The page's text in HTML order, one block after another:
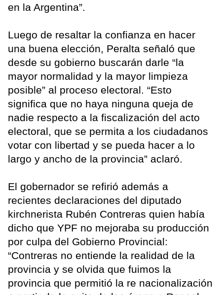
en la Argentina”.
Luego de resaltar la confianza en hacer
una buena elección, Peralta señaló que
desde su gobierno buscarán darle “la
mayor normalidad y la mayor limpieza
posible” al proceso electoral. “Esto
significa que no haya ninguna queja de
nadie respecto a la fiscalización del acto
electoral, que se permita a los ciudadanos
votar con libertad y se pueda hacer a lo
largo y ancho de la provincia” aclaró.
El gobernador se refirió además a
recientes declaraciones del diputado
kirchnerista Rubén Contreras quien había
dicho que YPF no mejoraba su producción
por culpa del Gobierno Provincial:
“Contreras no entiende la realidad de la
provincia y se olvida que fuimos la
provincia que permitió la re nacionalización